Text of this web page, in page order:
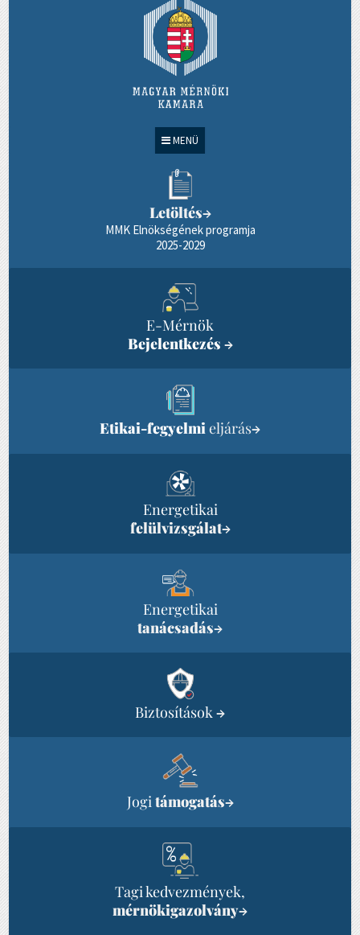
MENÜ
Letöltés→
MMK Elnökségének programja
2025-2029
E-Mérnök
Bejelentkezés →
Etikai-fegyelmieljárás→
Energetikai
felülvizsgálat→
Energetikai
tanácsadás→
Biztosítások→
Jogitámogatás→
Tagi kedvezmények,
mérnökigazolvány→